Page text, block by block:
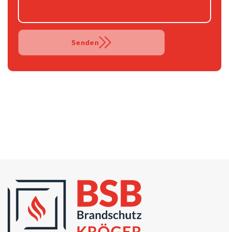
Senden